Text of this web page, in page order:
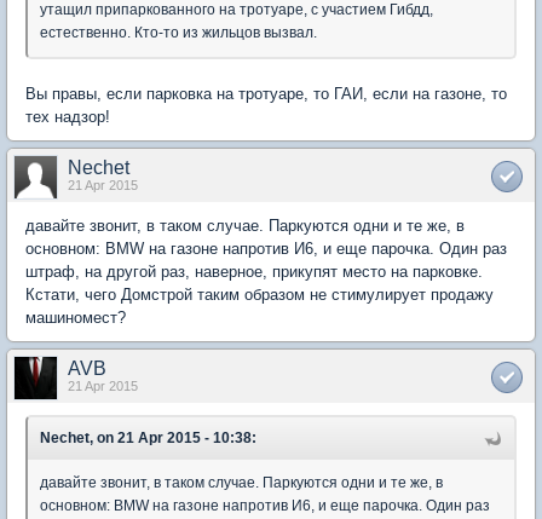
утащил припаркованного на тротуаре, с участием Гибдд,
естественно. Кто-то из жильцов вызвал.
Вы правы, если парковка на тротуаре, то ГАИ, если на газоне, то
тех надзор!
Nechet
21 Apr 2015
давайте звонит, в таком случае. Паркуются одни и те же, в
основном: BMW на газоне напротив И6, и еще парочка. Один раз
штраф, на другой раз, наверное, прикупят место на парковке.
Кстати, чего Домстрой таким образом не стимулирует продажу
машиномест?
AVB
21 Apr 2015
Nechet, on 21 Apr 2015 - 10:38:
давайте звонит, в таком случае. Паркуются одни и те же, в
основном: BMW на газоне напротив И6, и еще парочка. Один раз